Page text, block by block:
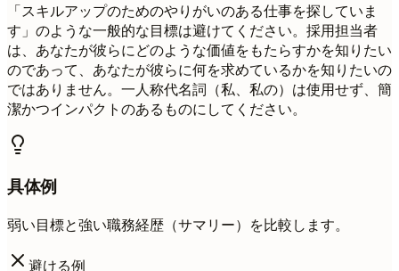
「スキルアップのためのやりがいのある仕事を探していま
す」のような一般的な目標は避けてください。採用担当者
は、あなたが彼らにどのような価値をもたらすかを知りたい
のであって、あなたが彼らに何を求めているかを知りたいの
ではありません。一人称代名詞（私、私の）は使用せず、簡
潔かつインパクトのあるものにしてください。
具体例
弱い目標と強い職務経歴（サマリー）を比較します。
避ける例